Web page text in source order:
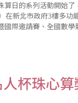
算日的系列活動開始
在新北市政府3樓多功
際邀請賽、全國數學
杯珠心